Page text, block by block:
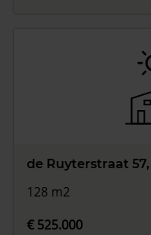
de Ruyterstraat
128 m2
€ 525.000